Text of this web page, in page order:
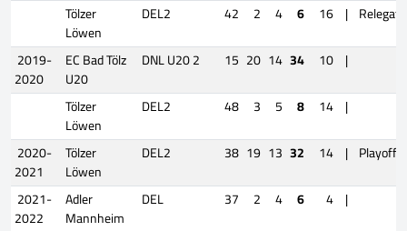
Tölzer
Löwen
DEL2 42 2 4 6 16 |
2019-
2020
EC Bad Tölz
U20
DNL U20 2 15 20 14 34 10 |
Tölzer
Löwen
DEL2 48 3 5 8 14 |
2020-
2021
Tölzer
Löwen
DEL2 38 19 13 32 14 | Playoffs
2021-
2022
Adler
Mannheim
DEL 37 2 4 6 4 |